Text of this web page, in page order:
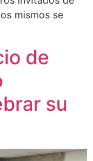
mismos se
de
su